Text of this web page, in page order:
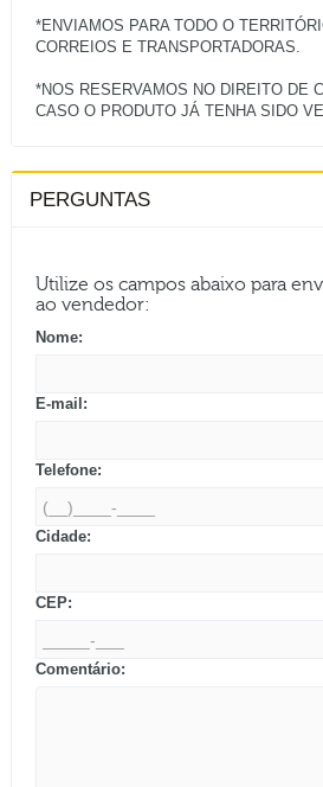
*ENVIAMOS PARA TODO O
CORREIOS E TRANSPORTADORAS.
*NOS RESERVAMOS NO DIREITO DE
PERGUNTAS
Utilize os campos abaixo para
ao vendedor:
Nome:
E-mail:
Telefone:
Cidade:
CEP:
Comentário: